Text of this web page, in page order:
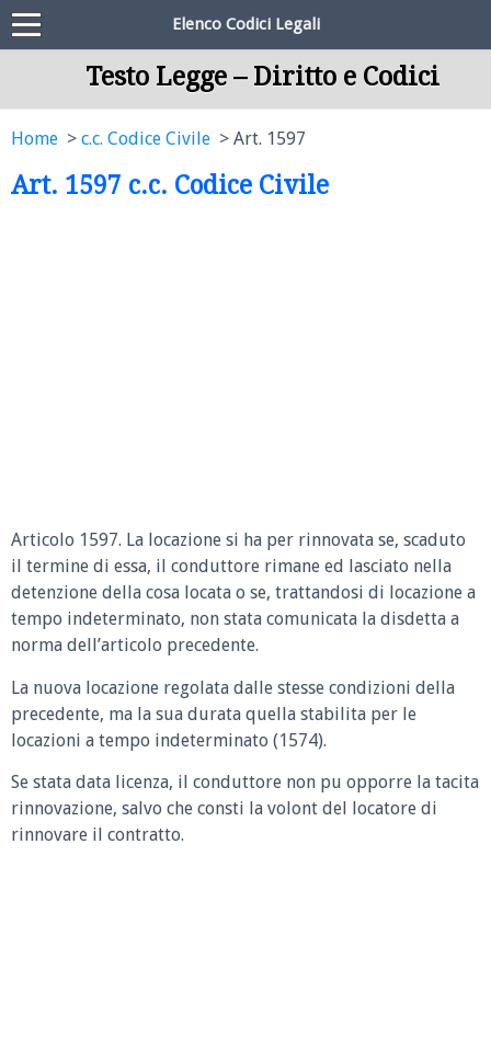
Elenco Codici Legali
Testo Legge – Diritto e Codici
Home c.c. Codice Civile Art. 1597
Art. 1597 c.c. Codice Civile
Articolo 1597. La locazione si ha per rinnovata se, scaduto
il termine di essa, il conduttore rimane ed lasciato nella
detenzione della cosa locata o se, trattandosi di locazione a
tempo indeterminato, non stata comunicata la disdetta a
norma dell’articolo precedente.
La nuova locazione regolata dalle stesse condizioni della
precedente, ma la sua durata quella stabilita per le
locazioni a tempo indeterminato (1574).
Se stata data licenza, il conduttore non pu opporre la tacita
rinnovazione, salvo che consti la volont del locatore di
rinnovare il contratto.